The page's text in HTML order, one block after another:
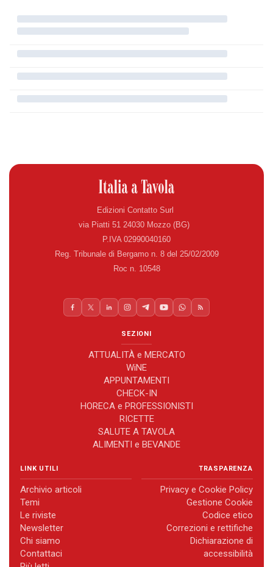
Edizioni Contatto Surl
via Piatti 51 24030 Mozzo (BG)
P.IVA 02990040160
Reg. Tribunale di Bergamo n. 8 del 25/02/2009
Roc n. 10548
SEZIONI
ATTUALITÀ e MERCATO
WiNE
APPUNTAMENTI
CHECK-IN
HORECA e PROFESSIONISTI
RICETTE
SALUTE A TAVOLA
ALIMENTI e BEVANDE
LINK UTILI
Archivio articoli
Temi
Le riviste
Newsletter
Chi siamo
Contattaci
TRASPARENZA
Privacy e Cookie Policy
Gestione Cookie
Codice etico
Correzioni e rettifiche
Dichiarazione di
accessibilità